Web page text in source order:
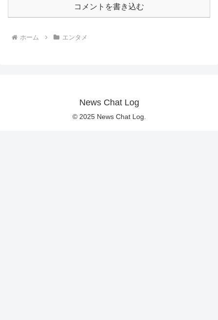
コメントを書き込む
ホーム エンタメ
News Chat Log
© 2025 News Chat Log.